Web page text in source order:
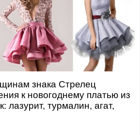
знака Стрелец
к новогоднему платью из
лазурит, турмалин, агат,